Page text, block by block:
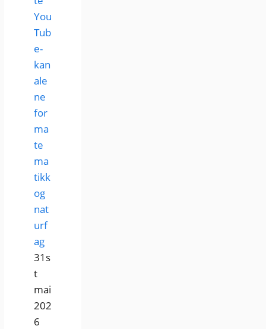
You
Tub
e-
kan
ale
ne
for
ma
te
ma
tikk
og
nat
urf
ag
31s
t
mai
202
6